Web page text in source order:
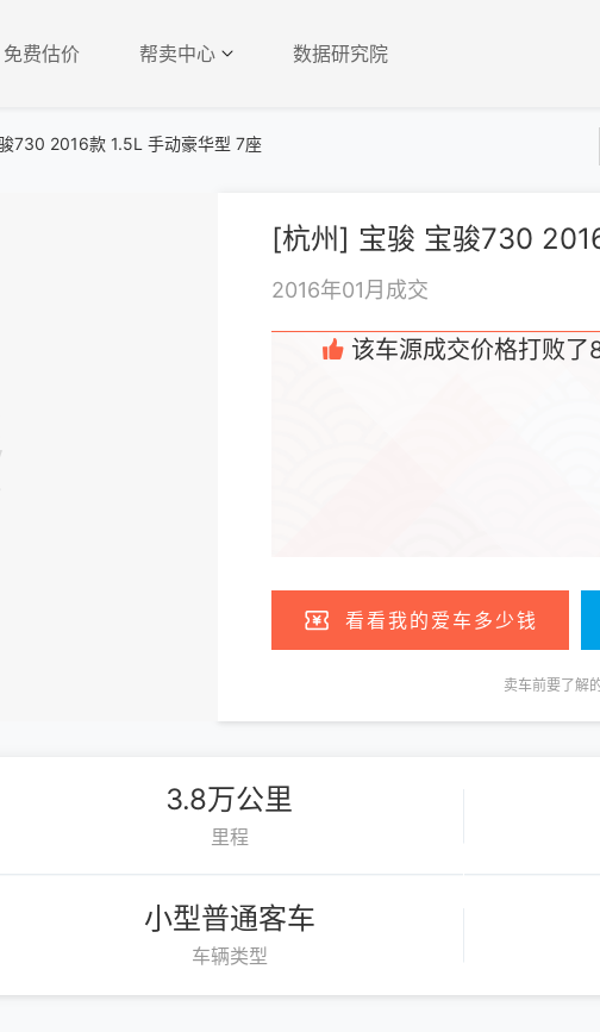
免费估价 帮卖中心 数据研究院
730 2016款 1.5L 手动豪华型 7座
2016年01月成交
该车源成交价格打败
看看我的爱车多少钱
卖车前要了解
3.8万公里
里程
小型普通客车
车辆类型